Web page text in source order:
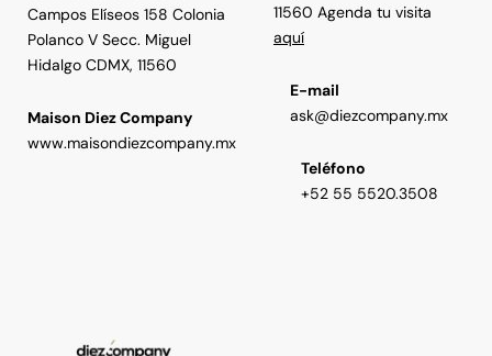
Campos Elíseos 158 Colonia
Polanco V Secc. Miguel
Hidalgo CDMX, 11560
Maison Diez Company
www.maisondiezcompany.mx
11560 Agenda tu visita
aquí
E-mail
ask@diezcompany.mx
Teléfono
+52 55 5520.3508